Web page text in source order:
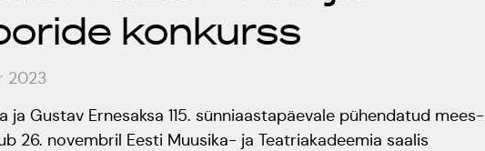
ERTALi
konkurss
2023
ja Gustav Ernesaksa 115. sünniaastapäevale pühendatud mees-
26. novembril Eesti Muusika- ja Teatriakadeemia saalis